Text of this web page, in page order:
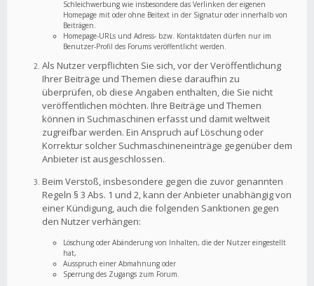
Schleichwerbung wie insbesondere das Verlinken der eigenen
Homepage mit oder ohne Beitext in der Signatur oder innerhalb von
Beiträgen.
Homepage-URLs und Adress- bzw. Kontaktdaten dürfen nur im
Benutzer-Profil des Forums veröffentlicht werden.
Als Nutzer verpflichten Sie sich, vor der Veröffentlichung
Ihrer Beiträge und Themen diese daraufhin zu
überprüfen, ob diese Angaben enthalten, die Sie nicht
veröffentlichen möchten. Ihre Beiträge und Themen
können in Suchmaschinen erfasst und damit weltweit
zugreifbar werden. Ein Anspruch auf Löschung oder
Korrektur solcher Suchmaschineneinträge gegenüber dem
Anbieter ist ausgeschlossen.
Beim Verstoß, insbesondere gegen die zuvor genannten
Regeln § 3 Abs. 1 und 2, kann der Anbieter unabhängig von
einer Kündigung, auch die folgenden Sanktionen gegen
den Nutzer verhängen:
Löschung oder Abänderung von Inhalten, die der Nutzer eingestellt
hat,
Ausspruch einer Abmahnung oder
Sperrung des Zugangs zum Forum.